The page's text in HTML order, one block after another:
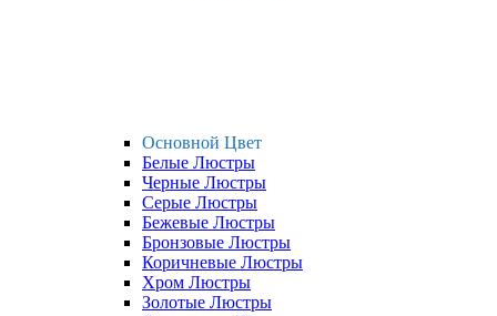
Основной Цвет
Белые Люстры
Черные Люстры
Серые Люстры
Бежевые Люстры
Бронзовые Люстры
Коричневые Люстры
Хром Люстры
Золотые Люстры